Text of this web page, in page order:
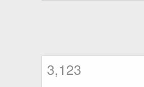
3,123